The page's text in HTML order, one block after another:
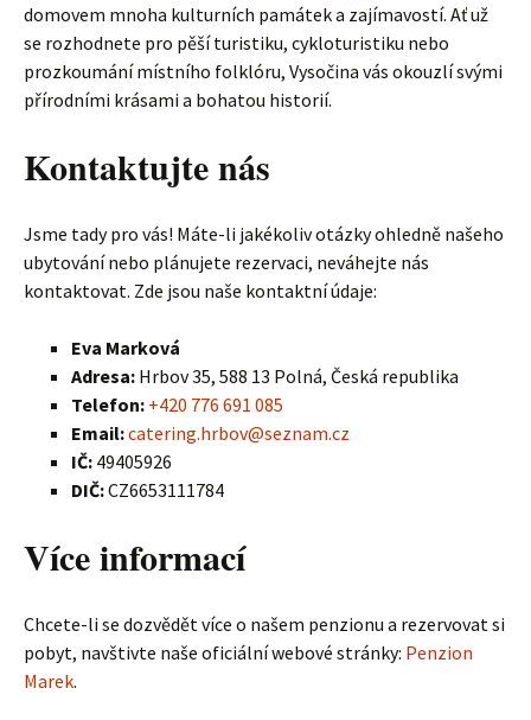
domovem mnoha kulturních památek a zajímavostí. Ať už
se rozhodnete pro pěší turistiku, cykloturistiku nebo
prozkoumání místního folklóru, Vysočina vás okouzlí svými
přírodními krásami a bohatou historií.
Kontaktujte nás
Jsme tady pro vás! Máte-li jakékoliv otázky ohledně našeho
ubytování nebo plánujete rezervaci, neváhejte nás
kontaktovat. Zde jsou naše kontaktní údaje:
Eva Marková
Adresa: Hrbov 35, 588 13 Polná, Česká republika
Telefon: +420 776 691 085
Email:catering.hrbov@seznam.cz
IČ: 49405926
DIČ:CZ6653111784
Více informací
Chcete-li se dozvědět více o našem penzionu a rezervovat si
pobyt, navštivte naše oficiální webové stránky: Penzion
Marek.